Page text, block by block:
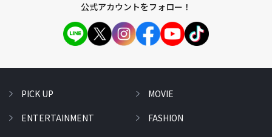
公式アカウントをフォロー！
PICK UP
ENTERTAINMENT
MOVIE
FASHION